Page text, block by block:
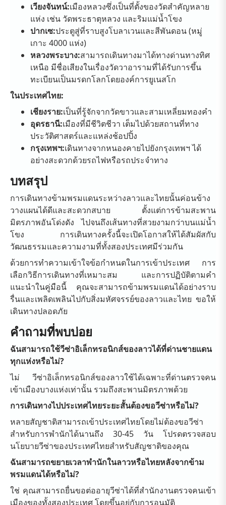
เวียงจันทน์:เมืองหลวงซึ่งเป็นที่ตั้งของวัดสำคัญหลาย
แห่ง เช่น วัดพระธาตุหลวง และริมแม่น้ำโขง
ปากเซ:ประตูสู่ที่ราบสูงโบลาเวนและสีพันดอน (หมู่
เกาะ 4000 แห่ง)
หลวงพระบาง:สามารถเดินทางมาได้ทางด่านทางทิศ
เหนือ มีชื่อเสียงในเรื่องวัดวาอารามที่ได้รับการขึ้น
ทะเบียนเป็นมรดกโลกโดยองค์การยูเนสโก
ในประเทศไทย:
เชียงราย:เป็นที่รู้จักจากวัดขาวและสามเหลี่ยมทองคำ
อุดรธานี:เมืองที่มีชีวิตชีวา เต็มไปด้วยสถานที่ทาง
ประวัติศาสตร์และแหล่งช้อปปิ้ง
กรุงเทพฯ:เดินทางจากหนองคายไปยังกรุงเทพฯ ได้
อย่างสะดวกด้วยรถไฟหรือรถประจำทาง
บทสรุป
การเดินทางข้ามพรมแดนระหว่างลาวและไทยนั้นค่อนข้าง
วางแผนได้ดีและสะดวกสบาย ตั้งแต่การข้ามสะพาน
มิตรภาพอันโด่งดัง ไปจนถึงเส้นทางที่สวยงามกว่าบนแม่น้ำ
โขง การเดินทางครั้งนี้จะเปิดโอกาสให้ได้สัมผัสกับ
วัฒนธรรมและความงามที่ทั้งสองประเทศมีร่วมกัน
ด้วยการทำความเข้าใจข้อกำหนดในการเข้าประเทศ การ
เลือกวิธีการเดินทางที่เหมาะสม และการปฏิบัติตามคำ
แนะนำในคู่มือนี้ คุณจะสามารถข้ามพรมแดนได้อย่างราบ
รื่นและเพลิดเพลินไปกับสิ่งมหัศจรรย์ของลาวและไทย ขอให้
เดินทางปลอดภัย
คำถามที่พบบ่อย
ฉันสามารถใช้วีซ่าอิเล็กทรอนิกส์ของลาวได้ที่ด่านชายแดน
ทุกแห่งหรือไม่?
ไม่ วีซ่าอิเล็กทรอนิกส์ของลาวใช้ได้เฉพาะที่ด่านตรวจคน
เข้าเมืองบางแห่งเท่านั้น รวมถึงสะพานมิตรภาพด้วย
การเดินทางไปประเทศไทยระยะสั้นต้องขอวีซ่าหรือไม่?
หลายสัญชาติสามารถเข้าประเทศไทยโดยไม่ต้องขอวีซ่า
สำหรับการพำนักได้นานถึง 30-45 วัน โปรดตรวจสอบ
นโยบายวีซ่าของประเทศไทยสำหรับสัญชาติของคุณ
ฉันสามารถขยายเวลาพำนักในลาวหรือไทยหลังจากข้าม
พรมแดนได้หรือไม่?
ใช่ คุณสามารถยื่นขอต่ออายุวีซ่าได้ที่สำนักงานตรวจคนเข้า
เมืองของทั้งสองประเทศ โดยขึ้นอยู่กับการอนุมัติ